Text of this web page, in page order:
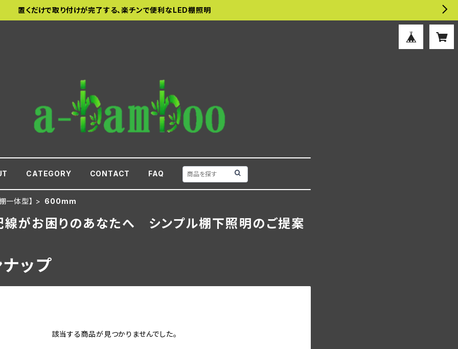
置くだけで取り付けが完了する、楽チンで便利なLED棚照明
CATEGORY CONTACT FAQ
一体型】 600mm
線がお困りのあなたへ シンプル棚下照明のご提案
ップ
該当する商品が見つかりませんでした。